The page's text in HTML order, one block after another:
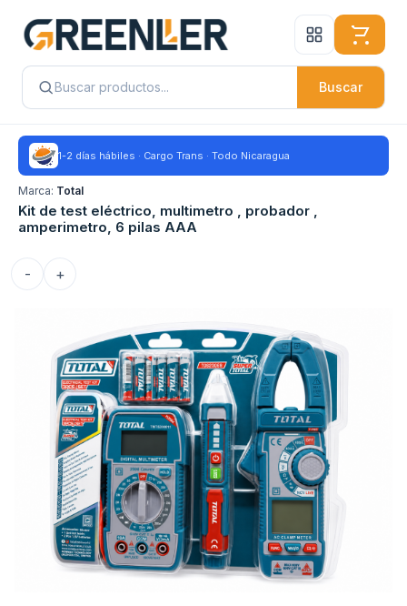
Buscar
1-2 días hábiles · Cargo Trans · Todo Nicaragua
Marca: Total
Kit de test eléctrico, multimetro , probador ,
amperimetro, 6 pilas AAA
- +